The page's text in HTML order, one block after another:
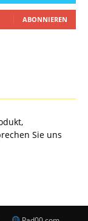
ABONNIEREN
Sie uns